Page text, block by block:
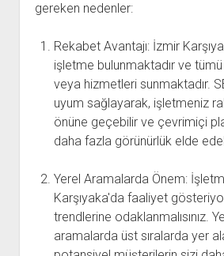
gereken nedenler:
Rekabet Avantajı: İzmir
işletme bulunmaktadır ve
veya hizmetleri sunmaktadır.
uyum sağlayarak, işletmeniz
önüne geçebilir ve çevrimiçi
daha fazla görünürlük elde
Yerel Aramalarda Önem:
Karşıyaka'da faaliyet
trendlerine odaklanmalısınız.
aramalarda üst sıralarda yer